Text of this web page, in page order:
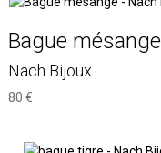
Bague mésange
Nach Bijoux
80 €